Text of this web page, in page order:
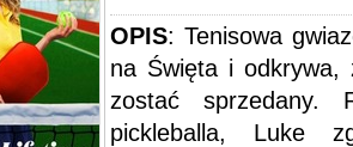
OPIS: Tenisowa
na Święta i odkrywa,
zostać sprzedany.
pickleballa, Luke